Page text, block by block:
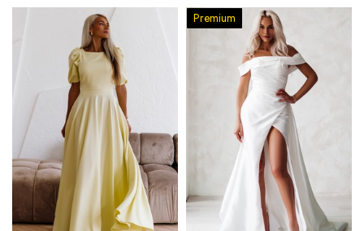
Premium